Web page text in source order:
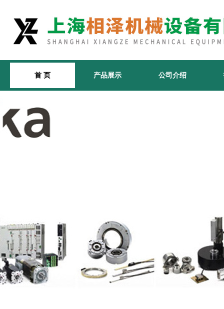
首 页 产品展示 公司介绍